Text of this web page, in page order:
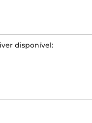
disponível: